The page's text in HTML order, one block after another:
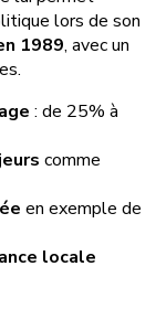
lors de son
1989, avec un
: de 25% à
comme
en exemple de
locale